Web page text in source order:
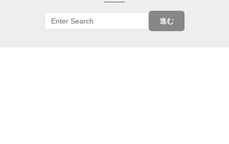
進む